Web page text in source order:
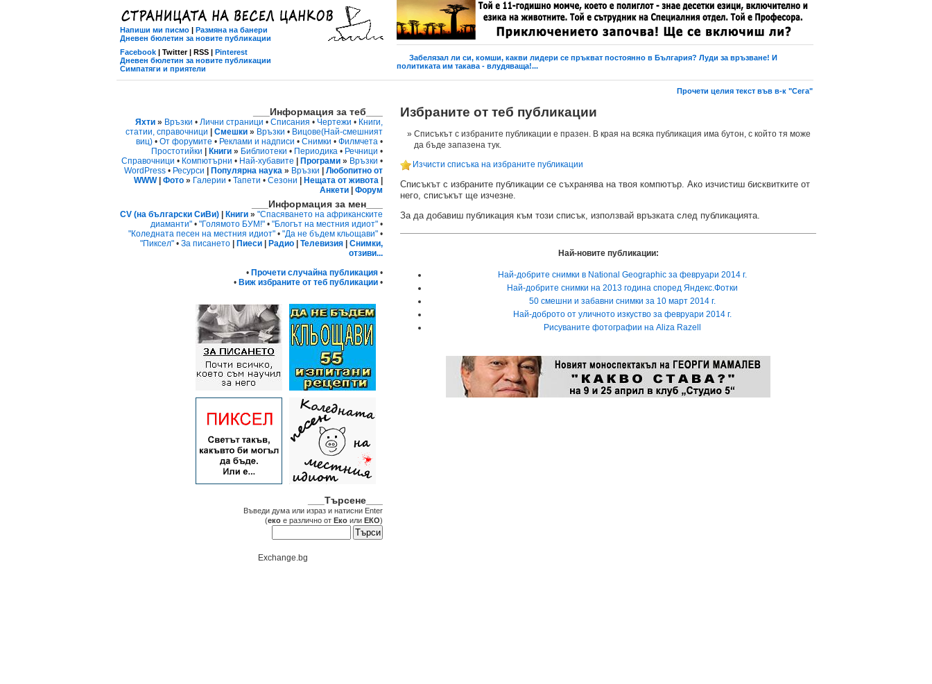
Напиши ми писмо | Размяна на банери
Дневен бюлетин за новите публикации
Facebook | Twitter | RSS | Pinterest
Дневен бюлетин за новите публикации
Симпатяги и приятели
Забелязал ли си, комши, какви лидери се пръкват постоянно в България? Луди за връзване! И
политиката им такава - влудяваща!...
Прочети целия текст във в-к "Сега"
Избраните от теб публикации
Списъкът с избраните публикации е празен. В края на всяка публикация има бутон, с който тя може
да бъде запазена тук.
Изчисти списъка на избраните публикации
Списъкът с избраните публикации се съхранява на твоя компютър. Ако изчистиш бисквитките от
него, списъкът ще изчезне.
За да добавиш публикация към този списък, използвай връзката след публикацията.
Най-новите публикации:
Най-добрите снимки в National Geographic за февруари 2014 г.
Най-добрите снимки на 2013 година според Яндекс.Фотки
50 смешни и забавни снимки за 10 март 2014 г.
Най-доброто от уличното изкуство за февруари 2014 г.
Рисуваните фотографии на Aliza Razell
___Информация за теб___
Яхти » Връзки • Лични страници • Списания • Чертежи • Книги,
статии, справочници
Смешки » Връзки • Вицове(Най-смешният
виц) • От форумите • Реклами и надписи • Снимки • Филмчета •
Простотийки
Книги » Библиотеки • Периодика • Речници •
Справочници • Компютърни • Най-хубавите Програми » Връзки •
WordPress • Ресурси Популярна наука » Връзки
Любопитно от
WWW| Фото » Галерии • Тапети • Сезони Нещата от живота
Анкети
Форум
___Информация за мен___
CV (на български СиВи) Книги » "Спасяването на африканските
диаманти" • "Голямото БУМ!" • "Блогът на местния идиот" •
"Коледната песен на местния идиот" • "Да не бъдем кльощави" •
"Пиксел" • За писането Пиеси Радио Телевизия
Снимки,
отзиви...
• Прочети случайна публикация •
• Виж избраните от теб публикации •
___Търсене___
Въведи дума или израз и натисни Enter
(еко е различно от Еко или ЕКО)
Exchange.bg